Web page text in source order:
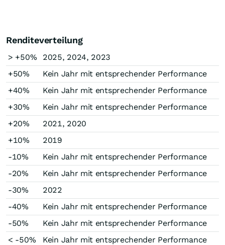
Renditeverteilung
> +50%
2025, 2024, 2023
+50%
Kein Jahr mit entsprechender Performance
+40%
Kein Jahr mit entsprechender Performance
+30%
Kein Jahr mit entsprechender Performance
+20%
2021, 2020
+10%
2019
-10%
Kein Jahr mit entsprechender Performance
-20%
Kein Jahr mit entsprechender Performance
-30%
2022
-40%
Kein Jahr mit entsprechender Performance
-50%
Kein Jahr mit entsprechender Performance
< -50%
Kein Jahr mit entsprechender Performance